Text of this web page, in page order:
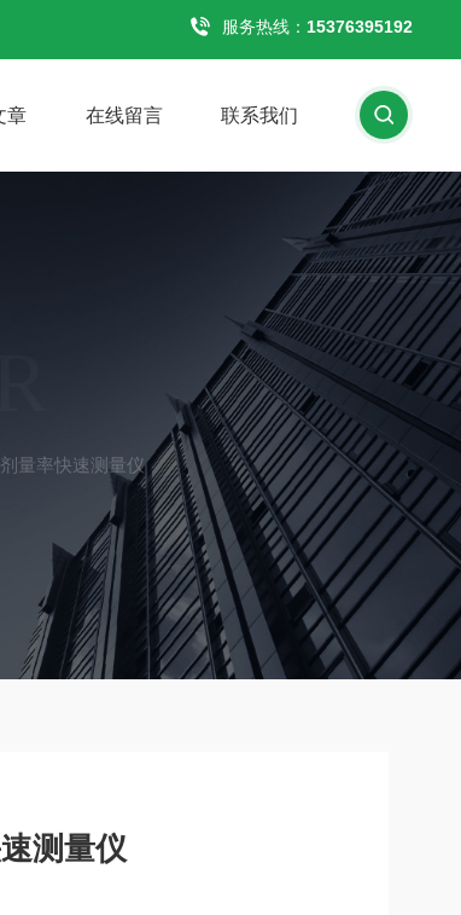
服务热线： 15376395192
章 在线留言 联系我们
量率快速测量仪
测量仪